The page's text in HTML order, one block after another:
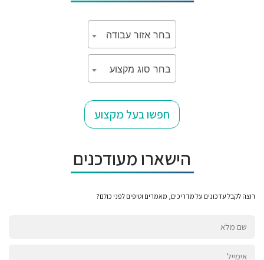
בחר אזור עבודה
בחר סוג מקצוע
חפשו בעל מקצוע
הישארו מעודכנים
רוצה לקבל עדכונים על מדריכים, מאמרים וטיפים לפני כולם?